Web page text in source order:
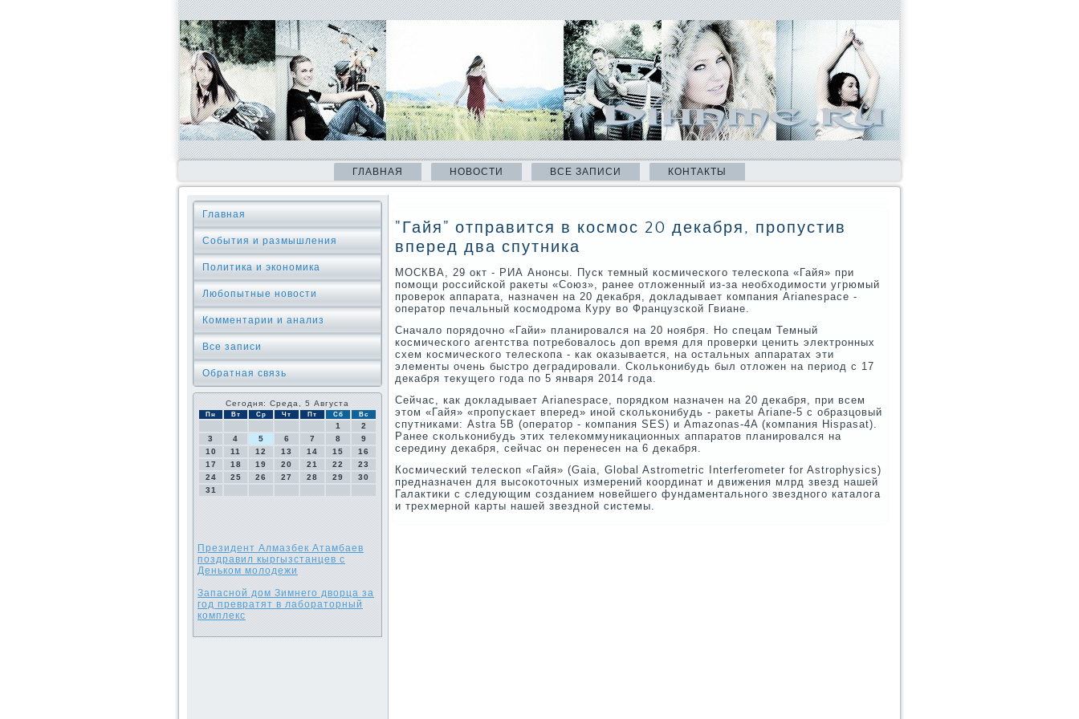
ГЛАВНАЯ НОВОСТИ ВСЕ ЗАПИСИ КОНТАКТЫ
Главная
События и размышления
Политика и экономика
Любопытные новости
Комментарии и анализ
Все записи
Обратная связь
Сегодня: Среда, 5 Августа
Пн Вт Ср Чт Пт Сб Вс
1
2
3
4 5 6 7 8
9
10
11 12 13 14 15
16
17
18 19 20 21 22
23
24
25 26 27 28 29
30
31
Президент Алмазбек Атамбаев
поздравил кыргызстанцев с
Деньком молодежи
Запасной дом Зимнего дворца за
год превратят в лабораторный
комплекс
"Гайя" отправится в космос 20 декабря, пропустив
вперед два спутника
МОСКВА, 29 окт - РИА Анонсы. Пуск темный космического телескопа «Гайя» при
помощи российской ракеты «Союз», ранее отложенный из-за необходимости угрюмый
проверок аппарата, назначен на 20 декабря, докладывает компания Arianespace -
оператор печальный космодрома Куру во Французской Гвиане.
Сначало порядочно «Гайи» планировался на 20 ноября. Но спецам Темный
космического агентства потребовалось доп время для проверки ценить электронных
схем космического телескопа - как оказывается, на остальных аппаратах эти
элементы очень быстро деградировали. Скольконибудь был отложен на период с 17
декабря текущего года по 5 января 2014 года.
Сейчас, как докладывает Arianespace, порядком назначен на 20 декабря, при всем
этом «Гайя» «пропускает вперед» иной скольконибудь - ракеты Ariane-5 с образцовый
спутниками: Astra 5B (оператор - компания SES) и Amazonas-4A (компания Hispasat).
Ранее скольконибудь этих телекоммуникационных аппаратов планировался на
середину декабря, сейчас он перенесен на 6 декабря.
Космический телескоп «Гайя» (Gaia, Global Astrometric Interferometer for Astrophysics)
предназначен для высокоточных измерений координат и движения млрд звезд нашей
Галактики с следующим созданием новейшего фундаментального звездного каталога
и трехмерной карты нашей звездной системы.